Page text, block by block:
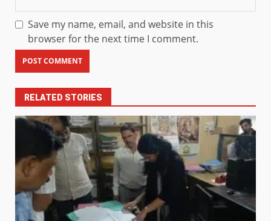
Save my name, email, and website in this
browser for the next time I comment.
RELATED STORIES